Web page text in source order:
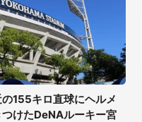
155キロ直球にヘルメ
つけたDeNAルーキー宮